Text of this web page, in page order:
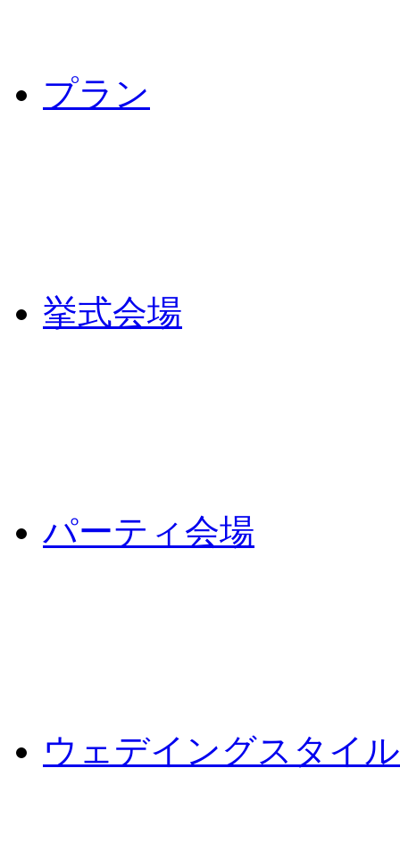
プラン
挙式会場
パーティ会場
ウェデイングスタイル